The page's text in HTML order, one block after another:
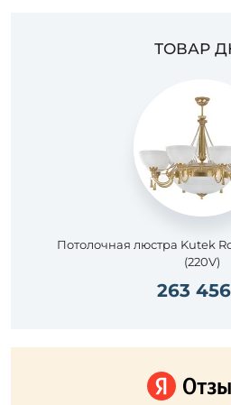
ТОВАР
Потолочная люстра Kutek
(220V)
263